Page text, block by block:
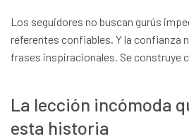
Los seguidores no buscan gurús
referentes confiables. Y la confianza
frases inspiracionales. Se construye
La lección incómoda
esta historia